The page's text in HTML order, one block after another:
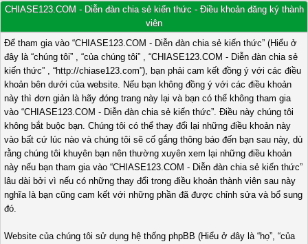
CHIASE123.COM - Diễn đàn chia sẻ kiến thức - Điều khoản đăng ký thành
viên
Để tham gia vào “CHIASE123.COM - Diễn đàn chia sẻ kiến thức” (Hiểu ở
đây là “chúng tôi” , “của chúng tôi” , “CHIASE123.COM - Diễn đàn chia sẻ
kiến thức” , “http://chiase123.com”), bạn phải cam kết đồng ý với các điều
khoản bên dưới của website. Nếu bạn không đồng ý với các điều khoản
này thì đơn giản là hãy đóng trang này lại và bạn có thể không tham gia
vào “CHIASE123.COM - Diễn đàn chia sẻ kiến thức”. Điều này chúng tôi
không bắt buộc bạn. Chúng tôi có thể thay đổi lại những điều khoản này
vào bất cứ lúc nào và chúng tôi sẽ cố gắng thông báo đến bạn sau này, dù
rằng chúng tôi khuyên bạn nên thường xuyên xem lại những điều khoản
này nếu bạn tham gia vào “CHIASE123.COM - Diễn đàn chia sẻ kiến thức”
lâu dài bởi vì nếu có những thay đổi trong điều khoản thành viên sau này
nghĩa là bạn cũng cam kết với những phần đã được chỉnh sửa và bổ sung
đó.
Website của chúng tôi sử dụng hệ thống phpBB (Hiểu ở đây là “họ”, “của